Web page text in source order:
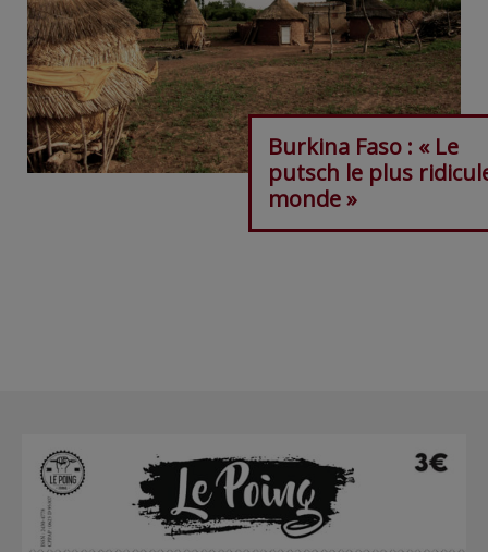
Burkina Faso : « Le
putsch le plus
monde »